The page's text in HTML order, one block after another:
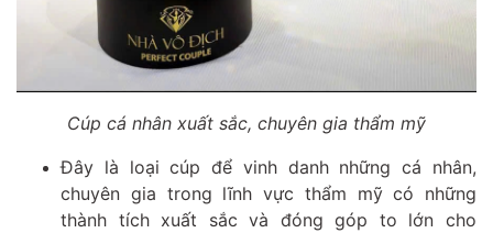
Cúp cá nhân xuất sắc, chuyên gia thẩm mỹ
Đây là loại cúp để vinh danh những cá nhân,
chuyên gia trong lĩnh vực thẩm mỹ có những
thành tích xuất sắc và đóng góp to lớn cho